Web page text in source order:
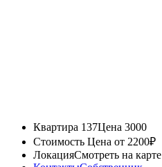
Квартира 137Цена 3000
Стоимость Цена от 2200₽
ЛокацияСмотреть на карте